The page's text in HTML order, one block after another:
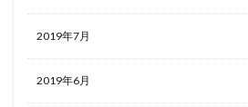
2019年7月
2019年6月